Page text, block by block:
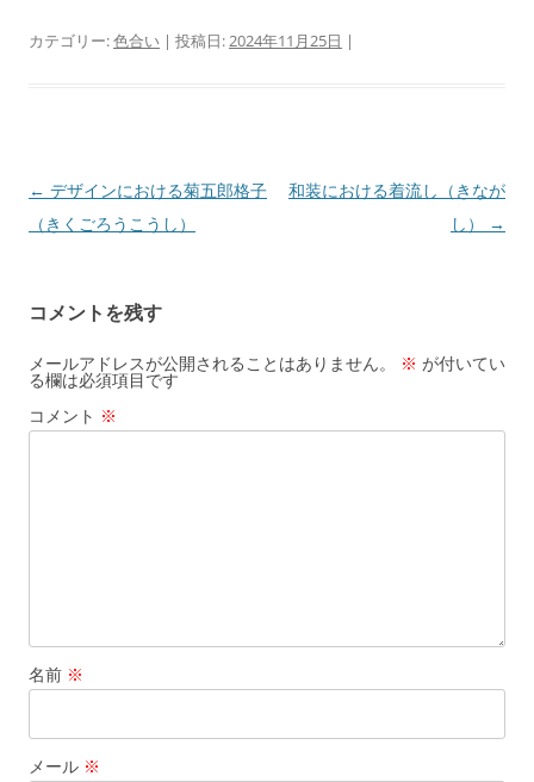
c
o
k
e e
カテゴリー:色合い | 投稿日:2024年11月25日 |
投
稿
ゲ
ー
シ
ョ
← デザインにおける菊五郎格子
（きくごろうこうし）
和装における着流し（きなが
し）
→
コメントを残す
メールアドレスが公開されることはありません。 ※ が付いてい
る欄は必須項目です
コメント ※
名前 ※
メール ※